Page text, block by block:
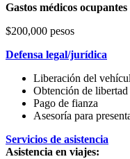
Gastos médicos ocupantes
$200,000 pesos
Defensa legal/jurídica
Liberación del
Obtención de
Pago de fianza
Asesoría para
Servicios de asistencia
Asistencia en viajes: